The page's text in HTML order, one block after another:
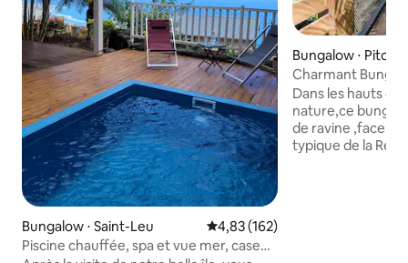
Bungalow ⋅ Saint-Leu Évaluation moyenne sur la
4,83 (162)
Piscine chauffée, spa et vue mer, case
Bungalow ⋅ Piton
Charmant
paysage tropicale
Dans les hauts
nature,ce bungalow domine en bordure
de ravine ,face à
typique de la